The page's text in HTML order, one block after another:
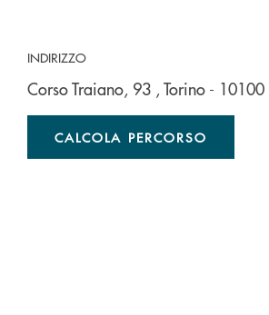
INDIRIZZO
Corso Traiano, 93 , Torino - 10100
CALCOLA PERCORSO